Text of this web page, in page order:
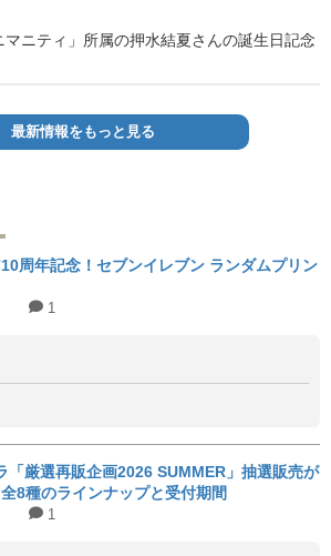
ニティ」所属の押水結夏さんの誕生日記念
最新情報をもっと見る
周年記念！セブンイレブン ランダムプリン
1
「厳選再販企画2026 SUMMER」抽選販売が
8種のラインナップと受付期間
1